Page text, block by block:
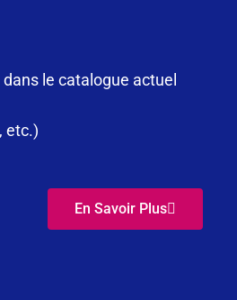
le catalogue actuel
etc.)
En Savoir Plus